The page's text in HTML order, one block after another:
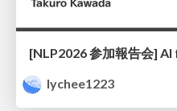
lychee1223